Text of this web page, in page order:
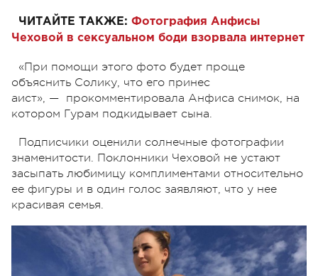
ЧИТАЙТЕ ТАКЖЕ: Фотография Анфисы
Чеховой в сексуальном боди взорвала интернет
«При помощи этого фото будет проще
объяснить Солику, что его принес
аист», — прокомментировала Анфиса снимок, на
котором Гурам подкидывает сына.
Подписчики оценили солнечные фотографии
знаменитости. Поклонники Чеховой не устают
засыпать любимицу комплиментами относительно
ее фигуры и в один голос заявляют, что у нее
красивая семья.